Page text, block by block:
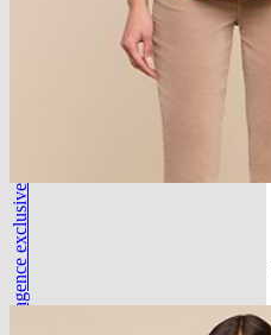
l'agence exclusive